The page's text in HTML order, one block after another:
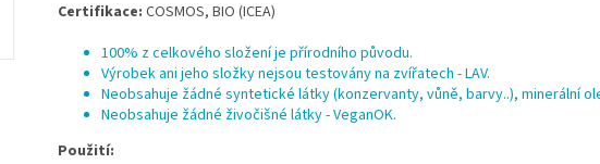
Certifikace: COSMOS, BIO (ICEA)
100% z celkového složení je přírodního původu.
Výrobek ani jeho složky nejsou testovány na zvířatech - LAV.
Neobsahuje žádné syntetické látky (konzervanty, vůně, barvy..), minerální
Neobsahuje žádné živočišné látky - VeganOK.
Použití: